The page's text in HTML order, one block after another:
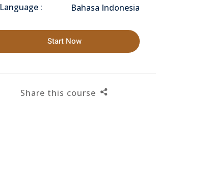
Language : Bahasa Indonesia
Start Now
Share this course